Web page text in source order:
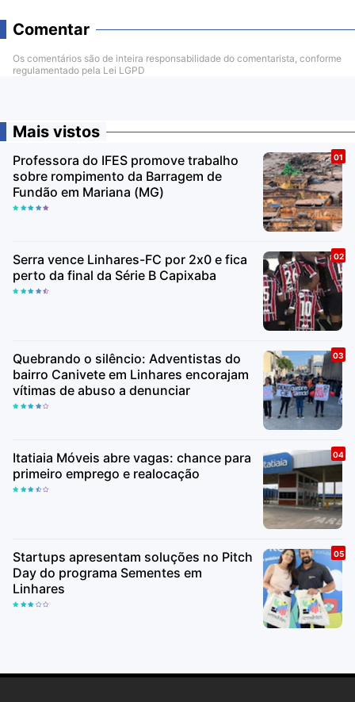
Comentar
Os comentários são de inteira responsabilidade do comentarista, conforme
regulamentado pela Lei LGPD
Mais vistos
Professora do IFES promove trabalho
sobre rompimento da Barragem de
Fundão em Mariana (MG)
Serra vence Linhares-FC por 2x0 e fica
perto da final da Série B Capixaba
Quebrando o silêncio: Adventistas do
bairro Canivete em Linhares encorajam
vítimas de abuso a denunciar
Itatiaia Móveis abre vagas: chance para
primeiro emprego e realocação
Startups apresentam soluções no Pitch
Day do programa Sementes em
Linhares